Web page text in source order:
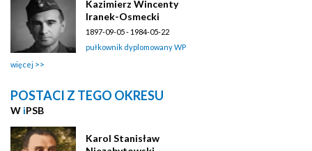
Kazimierz Wincenty
Iranek-Osmecki
1897-09-05 - 1984-05-22
pułkownik dyplomowany WP
więcej
POSTACI Z TEGO OKRESU
W iPSB
Karol Stanisław